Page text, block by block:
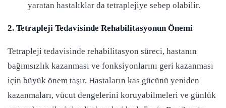
yaratan hastalıklar da tetraplejiye sebep olabilir.
2. Tetrapleji Tedavisinde Rehabilitasyonun Önemi
Tetrapleji tedavisinde rehabilitasyon süreci, hastanın
bağımsızlık kazanması ve fonksiyonlarını geri kazanması
için büyük önem taşır. Hastaların kas gücünü yeniden
kazanmaları, vücut dengelerini koruyabilmeleri ve günlük